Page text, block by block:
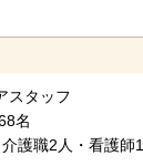
スタッフ
名
護職2人・看護師1